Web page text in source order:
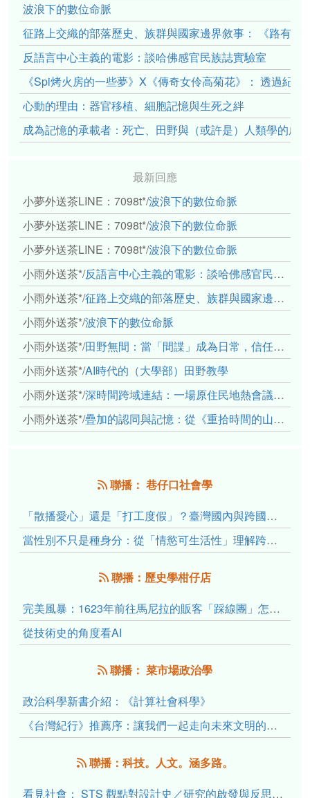
波浪下的數位命脈
征路上交織的部落歷史、族群與國家邊界敘事： 《路有
反語言中心主義的電影：談哈佛感官民族誌實驗室
《Spi烤火房的一些夢》X《傳奇女伶高菊花》： 透過紀
心動的理由：器官移植、細胞記憶與生死之絆
成為記憶的承載者：死亡、田野與（或許是）人類學的成
最新回應
小夢外送茶LINE：7098t*/波浪下的數位命脈
小夢外送茶LINE：7098t*/波浪下的數位命脈
小夢外送茶LINE：7098t*/波浪下的數位命脈
小雨外送茶*/反語言中心主義的電影：談哈佛感官民族誌實驗室
小雨外送茶*/征路上交織的部落歷史、族群與國家邊界敘事： 《路有多長》、《高砂的翅膀》、《檔案／李光輝》
小雨外送茶*/波浪下的數位命脈
小雨外送茶*/田野無間：當「間諜」成為日常，信任角力下的情感伏流
小雨外送茶*/AI時代的（大學部）田野教學
小雨外送茶*/深時間跨域連結：一場原住民地熱會議的初步觀察
小雨外送茶*/疊加的認同與記憶：從《重拾時間的山語》探討「我們的」立場性(positionality)
聯播： 巷仔口社會學
「散播愛心」還是「打工度假」？臺灣國內與跨國捐卵的利他修辭、金錢動機與身體代價
當性別不只是種身分：從「情慾可生活性」理解跨性別者的身體、慾望與認同探索
聯播：歷史學柑仔店
完美風暴：1623年前往馬尼拉的販客「踩線團」怎麼會困死於澎湖?
從技術史的角度看AI
聯播： 菜市場政治學
政治科學新書介紹：《計算社會科學》
《台灣紀行》推薦序：讓我們一起走向未來文明的備忘錄
聯播：科技。人文。涵多路。
看見社會： STS 觀點對設計史／研究的啟發與反思（下）